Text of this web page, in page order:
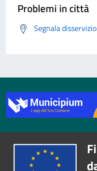
Problemi in città
Segnala disservizio